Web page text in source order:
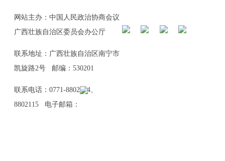
网站主办：中国人民政治协商会议
广西壮族自治区委员会办公厅
联系地址：广西壮族自治区南宁市
凯旋路2号 邮编：530201
联系电话：0771-8802114、
8802115 电子邮箱：